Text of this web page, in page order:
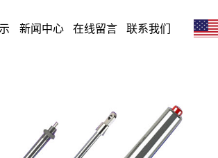
新闻中心 在线留言 联系我们